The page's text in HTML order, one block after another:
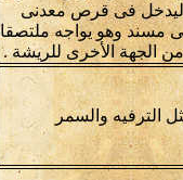
ليدخل فى قرص معدنى
القرع أو مادة مشابهة قطره حوالى 6سم يسمى مسند وهو يواجه ملتصقا
الجهة الأخرى للريشة .
الترفيه والسمر